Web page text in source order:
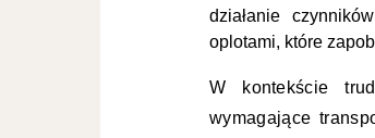
działanie
oplotami, które
W kontekście
wymagające